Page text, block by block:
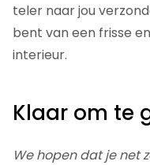
teler naar jou
bent van een frisse
interieur.
Klaar om te
We hopen dat je net